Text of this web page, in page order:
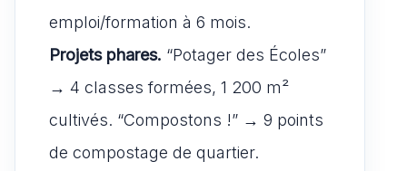
emploi/formation à 6 mois.
Projets phares. “Potager des Écoles”
→ 4 classes formées, 1 200 m²
cultivés. “Compostons !” → 9 points
de compostage de quartier.